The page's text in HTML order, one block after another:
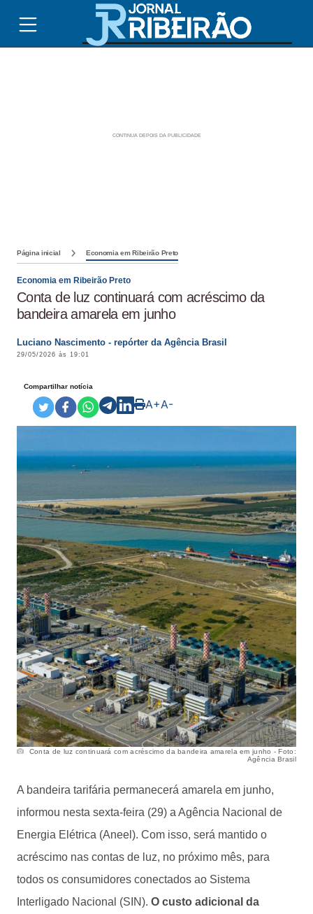
Página inicial Economia em Ribeirão Preto
Economia em Ribeirão Preto
Conta de luz continuará com acréscimo da
bandeira amarela em junho
Luciano Nascimento - repórter da Agência Brasil
29/05/2026 às 19:01
Compartilhar notícia
A+A-
Conta de luz continuará com acréscimo da bandeira amarela em junho - Foto:
Agência Brasil
A bandeira tarifária permanecerá amarela em junho,
informou nesta sexta-feira (29) a Agência Nacional de
Energia Elétrica (Aneel). Com isso, será mantido o
acréscimo nas contas de luz, no próximo mês, para
todos os consumidores conectados ao Sistema
Interligado Nacional (SIN). O custo adicional da